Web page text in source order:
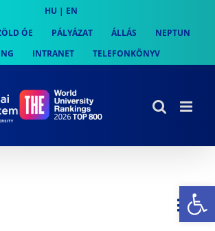
HU | EN
ÓE PÁLYÁZAT ÁLLÁS
NEPTUN
INTRANET TELEFONKÖNYV
Nap